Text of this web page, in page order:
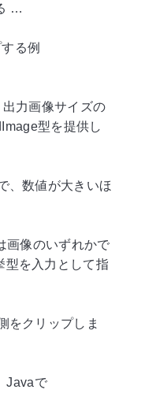
…
る例
力画像サイズの
型を提供し
、数値が大きいほ
画像のいずれかで
型を入力として指
をクリップしま
Javaで